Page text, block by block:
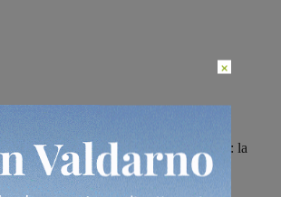
di accensione di fuochi in Toscana: la
31 agosto, ma in considerazione delle
la proroga
×